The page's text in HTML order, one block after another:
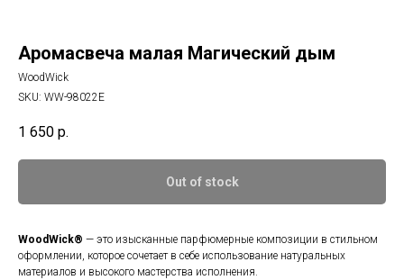
Аромасвеча малая Магический дым
WoodWick
SKU: WW-98022E
1 650 р.
Out of stock
WoodWick® — это изысканные парфюмерные композиции в стильном
оформлении, которое сочетает в себе использование натуральных
материалов и высокого мастерства исполнения.